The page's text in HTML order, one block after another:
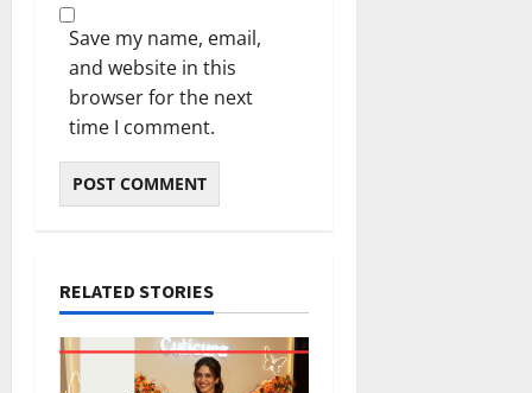
Save my name, email,
and website in this
browser for the next
time I comment.
RELATED STORIES